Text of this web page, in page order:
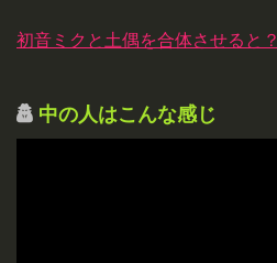
初音ミクと土偶を合体させると？
中の人はこんな感じ